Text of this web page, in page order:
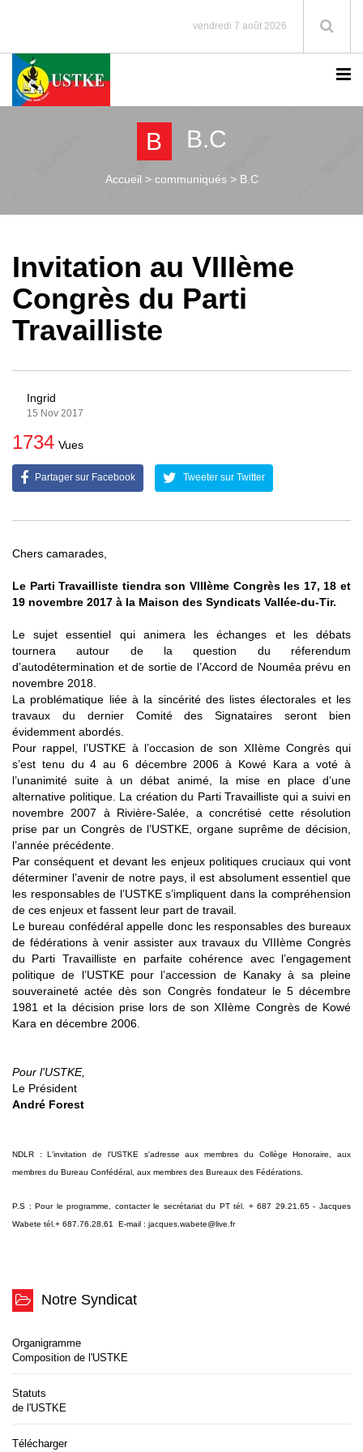
vendredi 7 août 2026
B B.C
Accueil >communiqués > B.C
Invitation au VIIIème
Congrès du Parti
Travailliste
Ingrid
15 Nov 2017
1734 Vues
Partager sur Facebook Tweeter sur Twitter
Chers camarades,
Le Parti Travailliste tiendra son VIIIème Congrès les 17, 18 et
19 novembre 2017 à la Maison des Syndicats Vallée-du-Tir.
Le sujet essentiel qui animera les échanges et les débats
tournera autour de la question du réferendum
d’autodétermination et de sortie de l’Accord de Nouméa prévu en
novembre 2018.
La problématique liée à la sincérité des listes électorales et les
travaux du dernier Comité des Signataires seront bien
évidemment abordés.
Pour rappel, l’USTKE à l’occasion de son XIIème Congrès qui
s’est tenu du 4 au 6 décembre 2006 à Kowé Kara a voté à
l’unanimité suite à un débat animé, la mise en place d’une
alternative politique. La création du Parti Travailliste qui a suivi en
novembre 2007 à Rivière-Salée, a concrétisé cette résolution
prise par un Congrès de l’USTKE, organe suprême de décision,
l’année précédente.
Par conséquent et devant les enjeux politiques cruciaux qui vont
déterminer l’avenir de notre pays, il est absolument essentiel que
les responsables de l’USTKE s’impliquent dans la compréhension
de ces enjeux et fassent leur part de travail.
Le bureau confédéral appelle donc les responsables des bureaux
de fédérations à venir assister aux travaux du VIIIème Congrès
du Parti Travailliste en parfaite cohérence avec l’engagement
politique de l’USTKE pour l’accession de Kanaky à sa pleine
souveraineté actée dès son Congrès fondateur le 5 décembre
1981 et la décision prise lors de son XIIème Congrès de Kowé
Kara en décembre 2006.
Pour l'USTKE,
Le Président
André Forest
NDLR : L'invitation de l'USTKE s'adresse aux membres du Collège Honoraire, aux
membres du Bureau Confédéral, aux membres des Bureaux des Fédérations.
P.S : Pour le programme, contacter le secrétariat du PT tél. + 687 29.21.65 - Jacques
Wabete tél. + 687.76.28.61 E-mail : jacques.wabete@live.fr
Notre Syndicat
Organigramme
Composition de l'USTKE
Statuts
de l'USTKE
Télécharger